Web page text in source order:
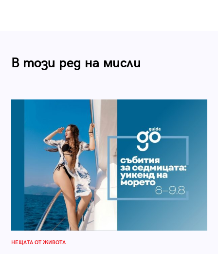
В този ред на мисли
НЕЩАТА ОТ ЖИВОТА